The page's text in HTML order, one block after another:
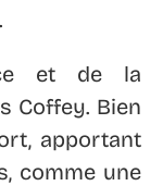
et de la
Coffey. Bien
apportant
comme une